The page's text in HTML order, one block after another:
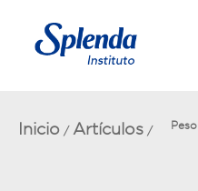
Inicio / Artículos / Peso